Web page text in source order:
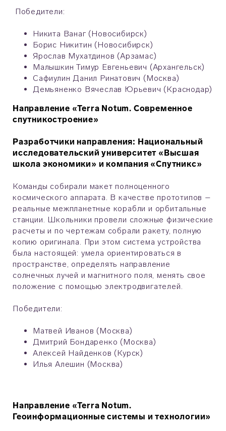
Победители:
Никита Ванаг (Новосибирск)
Борис Никитин (Новосибирск)
Ярослав Мухатдинов (Арзамас)
Малышкин Тимур Евгеньевич (Архангельск)
Сафиулин Данил Ринатович (Москва)
Демьяненко Вячеслав Юрьевич (Краснодар)
Направление «Terra Notum. Современное
спутникостроение»
Разработчики направления: Национальный
исследовательский университет «Высшая
школа экономики» и компания «Спутникс»
Команды собирали макет полноценного
космического аппарата. В качестве прототипов –
реальные межпланетные корабли и орбитальные
станции. Школьники провели сложные физические
расчеты и по чертежам собрали ракету, полную
копию оригинала. При этом система устройства
была настоящей: умела ориентироваться в
пространстве, определять направление
солнечных лучей и магнитного поля, менять свое
положение с помощью электродвигателей.
Победители:
Матвей Иванов (Москва)
Дмитрий Бондаренко (Москва)
Алексей Найденков (Курск)
Илья Алешин (Москва)
Направление «Terra Notum.
Геоинформационные системы и технологии»